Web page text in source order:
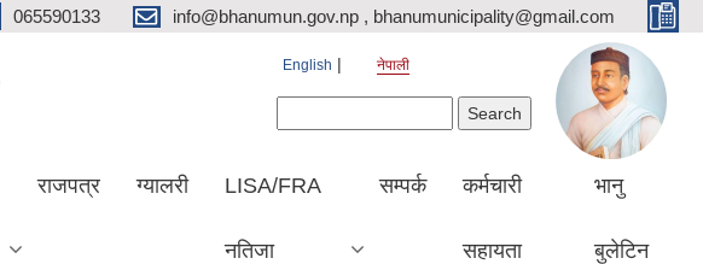
065590133 info@bhanumun.gov.np , bhanumunicipality@gmail.com
English नेपाली
राजपत्र ग्यालरी LISA/FRA
नतिजा
सम्पर्क कर्मचारी
सहायता
भानु
बुलेटिन